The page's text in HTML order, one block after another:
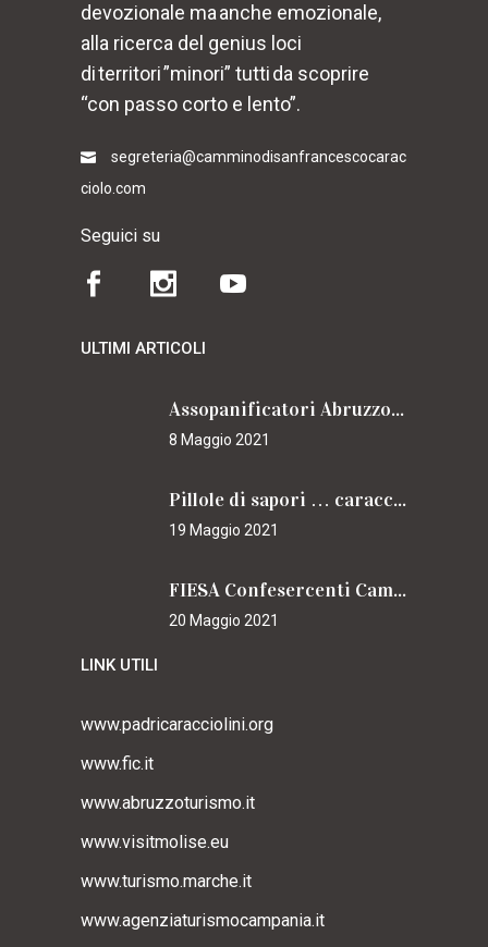
devozionale ma anche emozionale,
alla ricerca del genius loci
di territori ”minori” tutti da scoprire
“con passo corto e lento”.
segreteria@camminodisanfrancescocarac
ciolo.com
Seguici su
ULTIMI ARTICOLI
Assopanificatori Abruzzo e Molise insieme per il Cammino
8 Maggio 2021
Pillole di sapori … caracciolini
19 Maggio 2021
FIESA Confesercenti Campania per il Cammino
20 Maggio 2021
LINK UTILI
www.padricaracciolini.org
www.fic.it
www.abruzzoturismo.it
www.visitmolise.eu
www.turismo.marche.it
www.agenziaturismocampania.it